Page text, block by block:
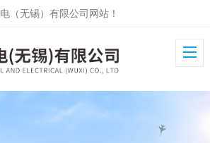
（无锡）有限公司网站！